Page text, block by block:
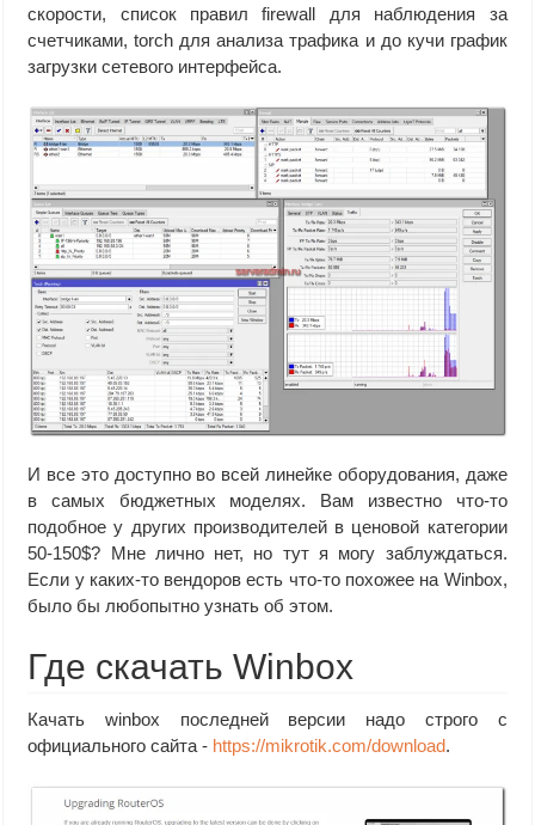
скорости, список правил firewall для наблюдения за
счетчиками, torch для анализа трафика и до кучи график
загрузки сетевого интерфейса.
И все это доступно во всей линейке оборудования, даже
в самых бюджетных моделях. Вам известно что-то
подобное у других производителей в ценовой категории
50-150$? Мне лично нет, но тут я могу заблуждаться.
Если у каких-то вендоров есть что-то похожее на Winbox,
было бы любопытно узнать об этом.
Где скачать Winbox
Качать winbox последней версии надо строго с
официального сайта - https://mikrotik.com/download.